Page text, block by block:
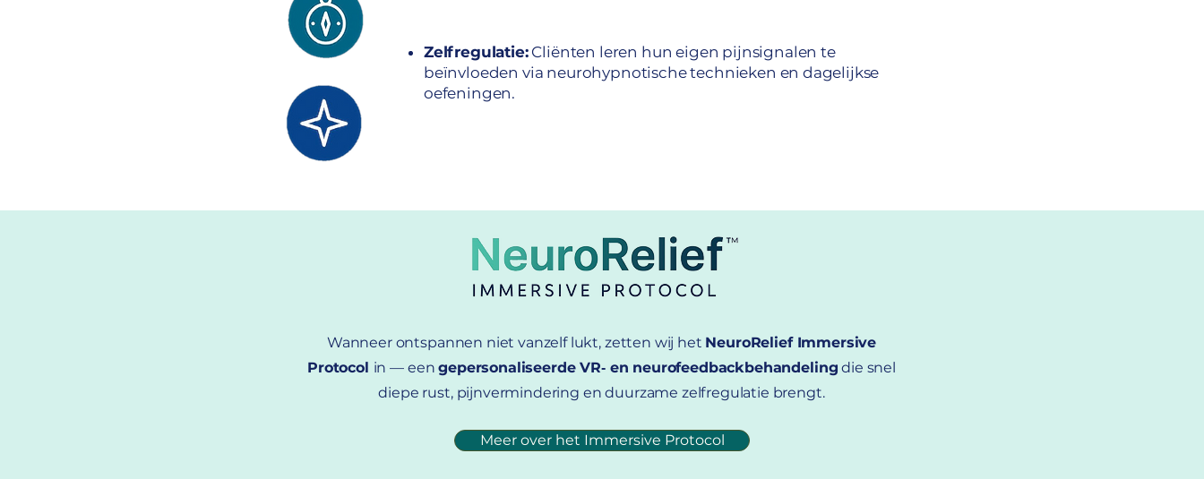
Zelfregulatie:Cliënten leren hun eigen pijnsignalen te
beïnvloeden via neurohypnotische technieken en dagelijkse
oefeningen.
Wanneer ontspannen niet vanzelf lukt, zetten wij het NeuroRelief Immersive
Protocol in — eengepersonaliseerde VR‑ en neurofeedbackbehandeling die snel
diepe rust, pijnvermindering en duurzame zelfregulatie brengt.
Meer over het Immersive Protocol